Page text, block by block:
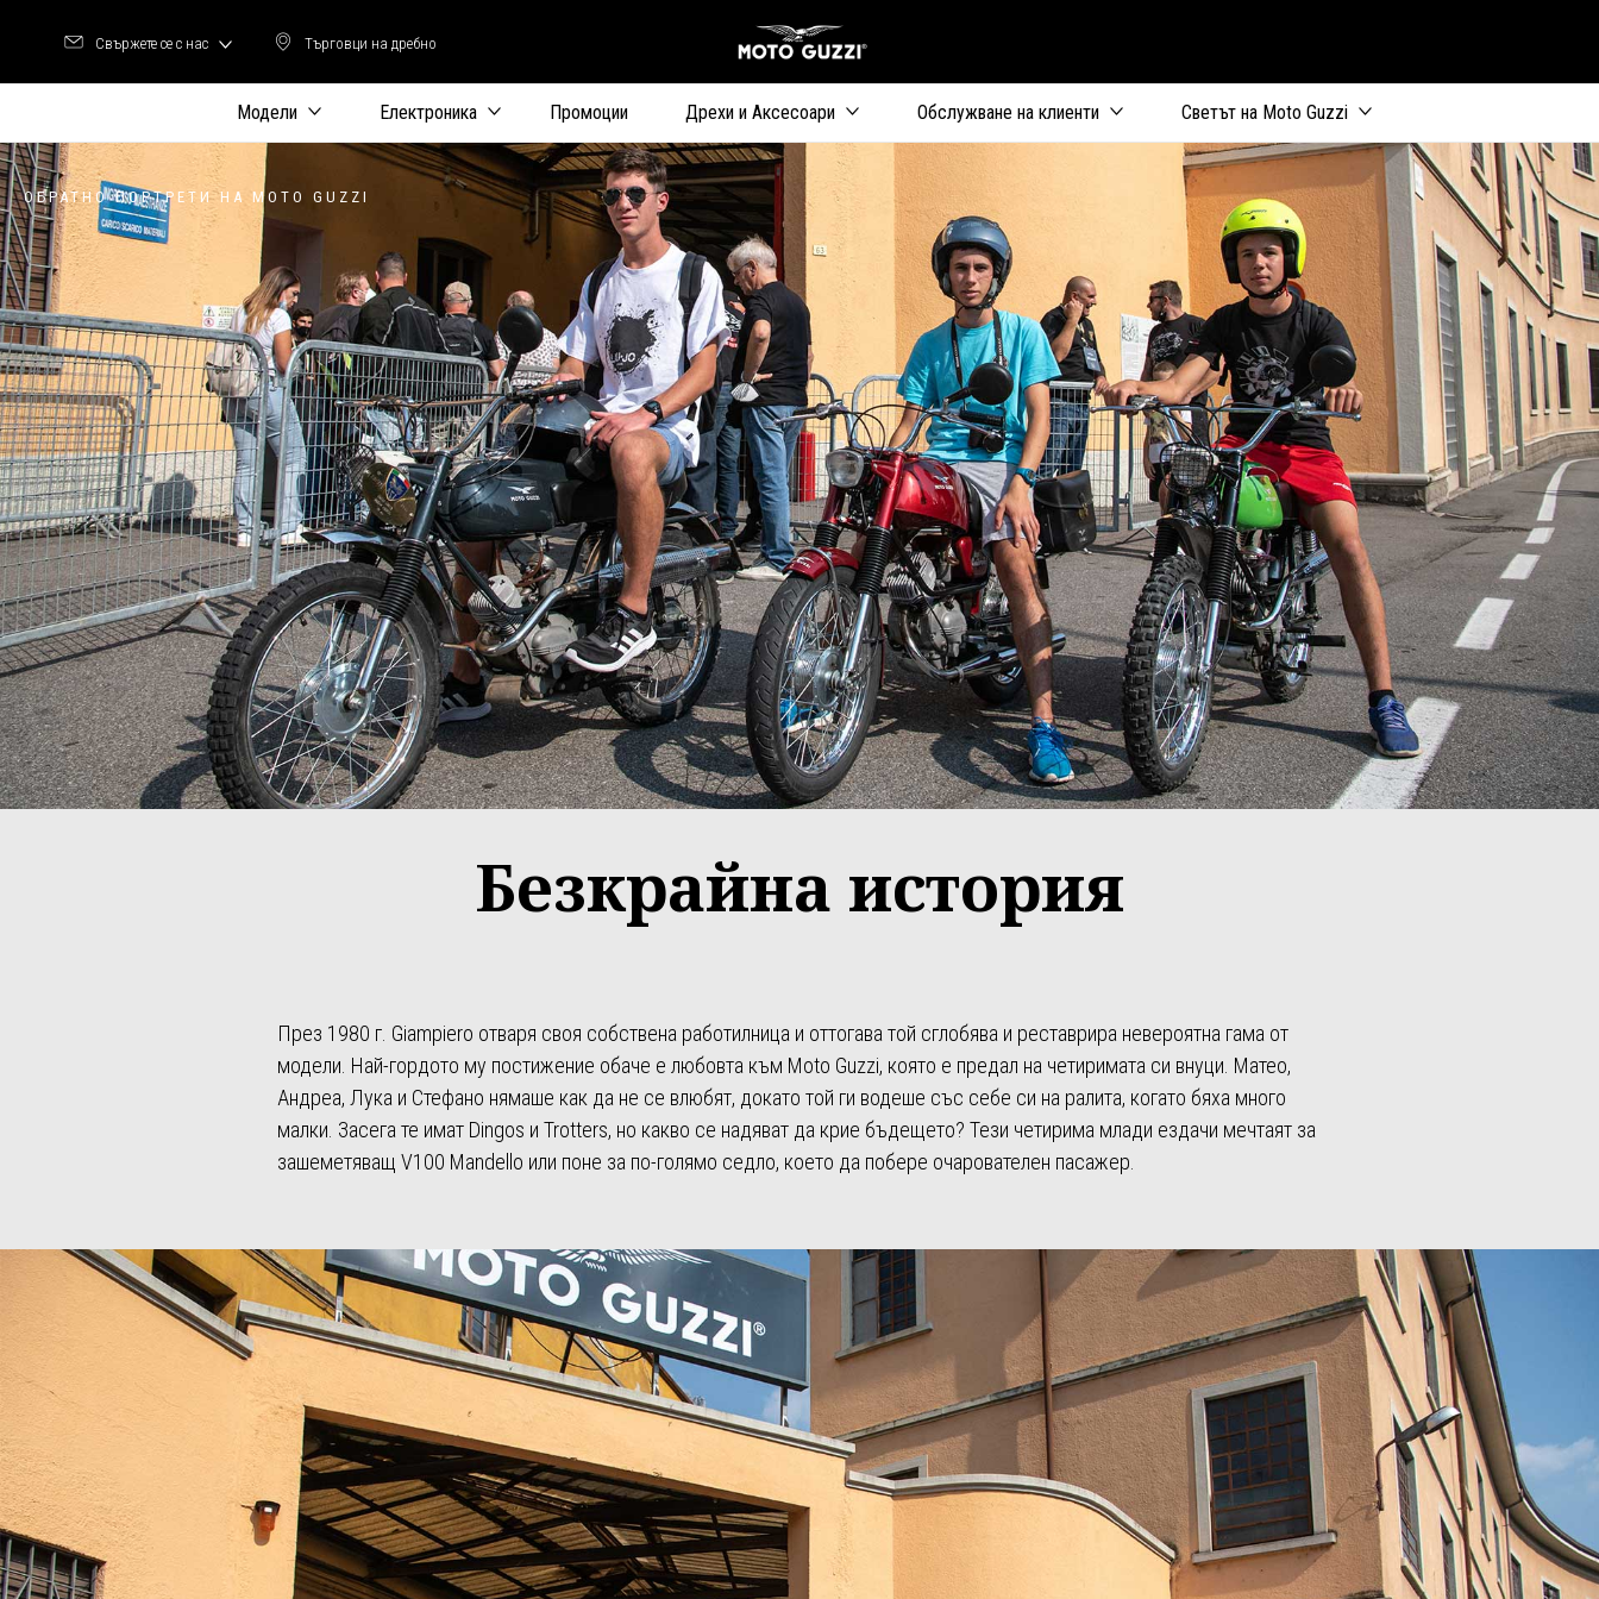
Търговци на дребно
Търговци на дребно
Свържете се с нас
Модели Електроника Промоции Дрехи и Aксесоари Обслужване на клиенти Светът на Moto Guzzi
ОБРАТНО ПОРТРЕТИ НА MOTO GUZZI
Безкрайна история
През 1980 г. Giampiero отваря своя собствена работилница и оттогава той сглобява и реставрира невероятна гама от
модели. Най-гордото му постижение обаче е любовта към Moto Guzzi, която е предал на четиримата си внуци. Матео,
Андреа, Лука и Стефано нямаше как да не се влюбят, докато той ги водеше със себе си на ралита, когато бяха много
малки. Засега те имат Dingos и Trotters, но какво се надяват да крие бъдещето? Тези четирима млади ездачи мечтаят за
зашеметяващ V100 Mandello или поне за по-голямо седло, което да побере очарователен пасажер.